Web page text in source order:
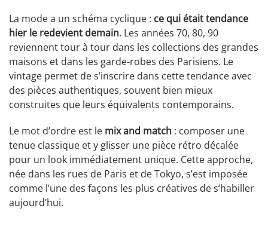
La mode a un schéma cyclique : ce qui était tendance
hier le redevient demain. Les années 70, 80, 90
reviennent tour à tour dans les collections des grandes
maisons et dans les garde-robes des Parisiens. Le
vintage permet de s’inscrire dans cette tendance avec
des pièces authentiques, souvent bien mieux
construites que leurs équivalents contemporains.
Le mot d’ordre est le mix and match : composer une
tenue classique et y glisser une pièce rétro décalée
pour un look immédiatement unique. Cette approche,
née dans les rues de Paris et de Tokyo, s’est imposée
comme l’une des façons les plus créatives de s’habiller
aujourd’hui.